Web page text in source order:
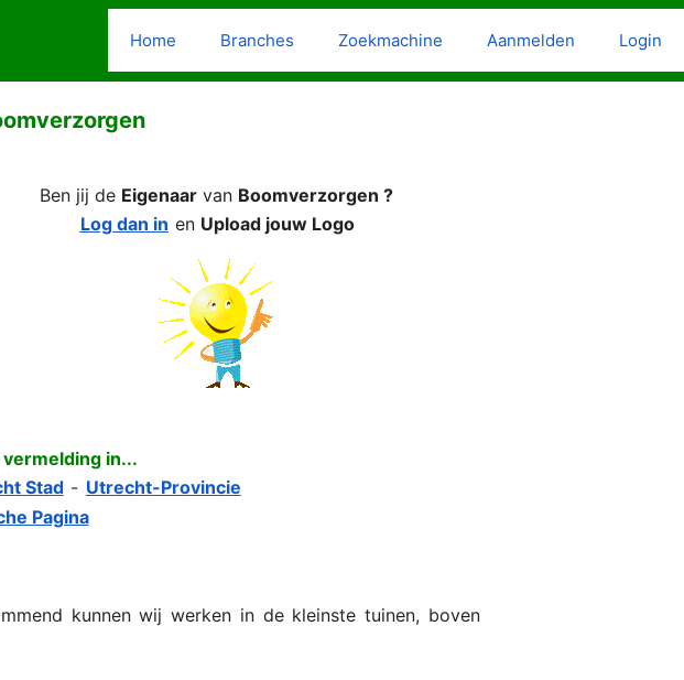
Home Branches Zoekmachine Aanmelden Login
Ben jij de Eigenaar van Boomverzorgen ?
Log dan in en Upload jouw Logo
in...
Stad - Utrecht-Provincie
Pagina
kunnen wij werken in de kleinste tuinen, boven